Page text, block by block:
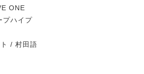
ONE
プハイプ
/ 村田語